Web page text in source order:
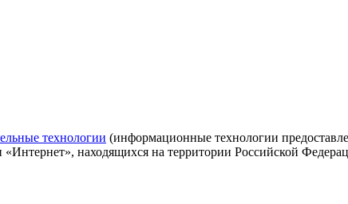
технологии (информационные технологии
находящихся на территории Российской